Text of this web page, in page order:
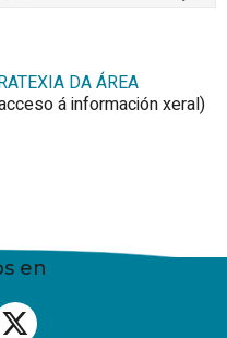
DA ÁREA
á información xeral)
en